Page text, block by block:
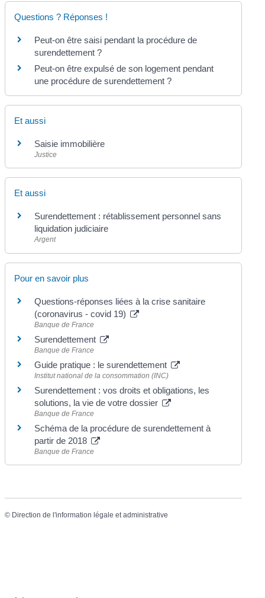
Questions ? Réponses !
Peut-on être saisi pendant la procédure de
surendettement ?
Peut-on être expulsé de son logement pendant
une procédure de surendettement ?
Et aussi
Saisie immobilière
Justice
Et aussi
Surendettement : rétablissement personnel sans
liquidation judiciaire
Argent
Pour en savoir plus
Questions-réponses liées à la crise sanitaire
(coronavirus - covid 19)
Banque de France
Surendettement
Banque de France
Guide pratique : le surendettement
Institut national de la consommation (INC)
Surendettement : vos droits et obligations, les
solutions, la vie de votre dossier
Banque de France
Schéma de la procédure de surendettement à
partir de 2018
Banque de France
© Direction de l'information légale et administrative